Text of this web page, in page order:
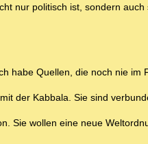
nur politisch ist, sondern
habe Quellen, die noch nie
der Kabbala. Sie sind
Sie wollen eine neue